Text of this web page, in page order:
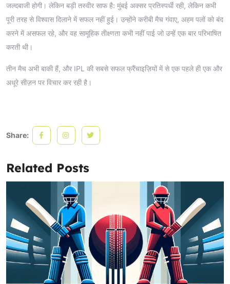
जल्दबाजी होगी। लेकिन बड़ी तस्वीर साफ है: मुंबई अक्सर प्रतिस्पर्धी रही, लेकिन कभी
पूरी तरह से विश्वास दिलाने में सफल नहीं हुई। उन्होंने करीबी मैच गंवाए, अहम पलों को बंद
करने में असफल रहे, और वह सामूहिक तीक्ष्णता कभी नहीं पाई जो उन्हें एक बार परिभाषित
करती थी।
तीन मैच अभी बाकी हैं, और IPL की सबसे सफल फ्रैंचाइज़ियों में से एक पहले ही एक और
अधूरे सीज़न पर विचार कर रही है।
Share:
Related Posts